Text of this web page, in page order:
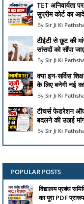
TET अनिवार्यता
सुप्रीम कोर्ट का
Sir Ji Ki
टीईटी से छूट की
सांसदों को सौंपा
Sir Ji Ki
क्या इन-सर्विस
के लिए बनेगी नई
Sir Ji Ki
टीचर्स फेडरेशन ऑफ
बदलने की उठाई
Sir Ji Ki
POPULAR POSTS
विद्यालय प्रबंध
का पूरा PDF